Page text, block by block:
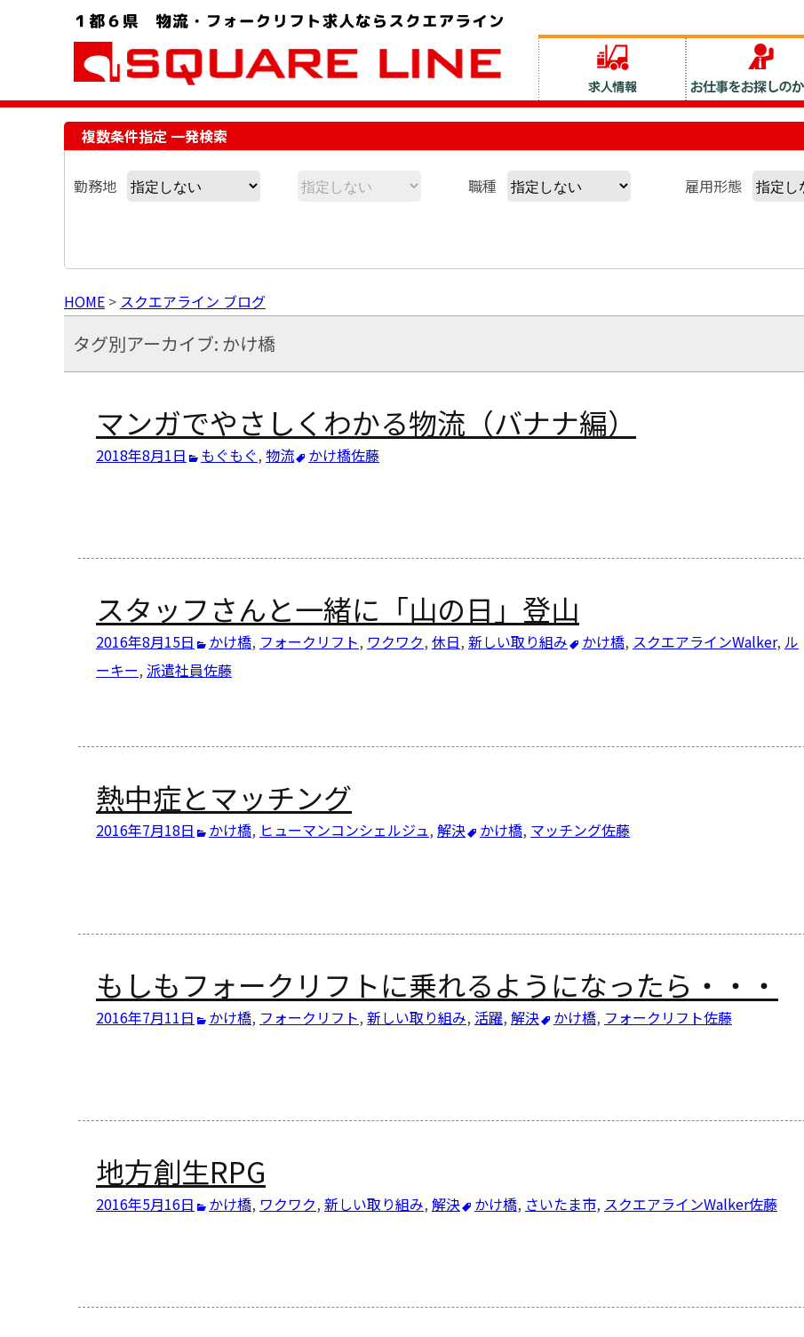
お問い合わせ電話番号：048-757-8232 受付時間 9:00 ～ 18:00
複数条件指定 一発検索
勤務地 職種 雇用形態
HOME > スクエアライン ブログ
タグ別アーカイブ: かけ橋
マンガでやさしくわかる物流（バナナ編）
2018年8月1日 もぐもぐ, 物流 かけ橋佐藤
スタッフさんと一緒に「山の日」登山
2016年8月15日 かけ橋, フォークリフト, ワクワク, 休日, 新しい取り組み かけ橋, スクエアラインWalker, ル
ーキー, 派遣社員佐藤
熱中症とマッチング
2016年7月18日 かけ橋, ヒューマンコンシェルジュ, 解決 かけ橋, マッチング佐藤
もしもフォークリフトに乗れるようになったら・・・
2016年7月11日 かけ橋, フォークリフト, 新しい取り組み, 活躍, 解決 かけ橋, フォークリフト佐藤
地方創生RPG
2016年5月16日 かけ橋, ワクワク, 新しい取り組み, 解決 かけ橋, さいたま市, スクエアラインWalker佐藤